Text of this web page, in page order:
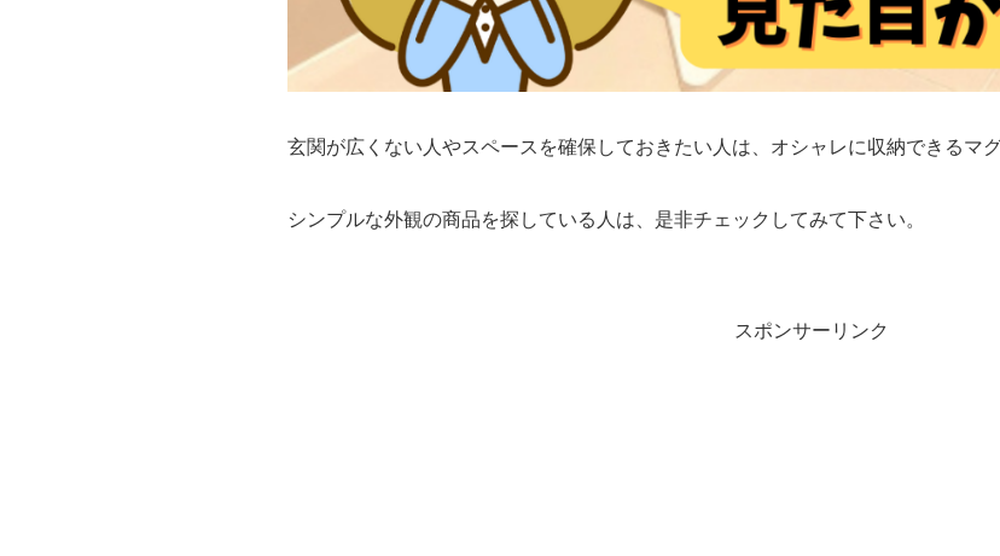
玄関が広くない人やスペースを確保しておきたい人は、オシャレに収納できるマ
シンプルな外観の商品を探している人は、是非チェックしてみて下さい。
スポンサーリンク